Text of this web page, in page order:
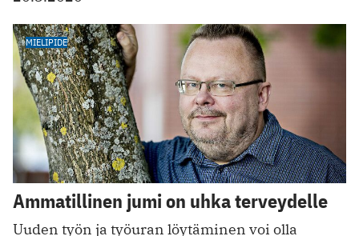
MIELIPIDE
Ammatillinen jumi on uhka terveydelle
Uuden työn ja työuran löytäminen voi olla